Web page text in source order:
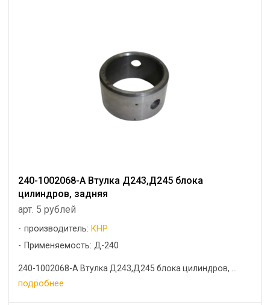
240-1002068-А Втулка Д243,Д245 блока
цилиндров, задняя
арт. 5 рублей
производитель: КНР
Применяемость: Д-240
240-1002068-А Втулка Д243,Д245 блока цилиндров, ...
подробнее